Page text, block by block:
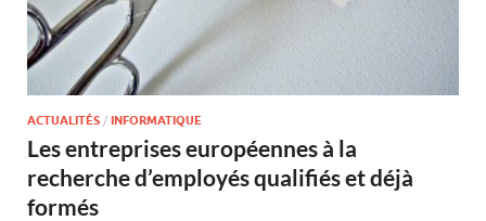
ACTUALITÉS / INFORMATIQUE
Les entreprises européennes à la
recherche d’employés qualifiés et déjà
formés